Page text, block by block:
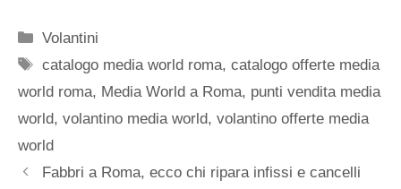
Categorie
Volantini
Tag
catalogo media world roma,catalogo offerte media
world roma, Media World a Roma, punti vendita media
world, volantino media world, volantino offerte media
world
Fabbri a Roma, ecco chi ripara infissi e cancelli